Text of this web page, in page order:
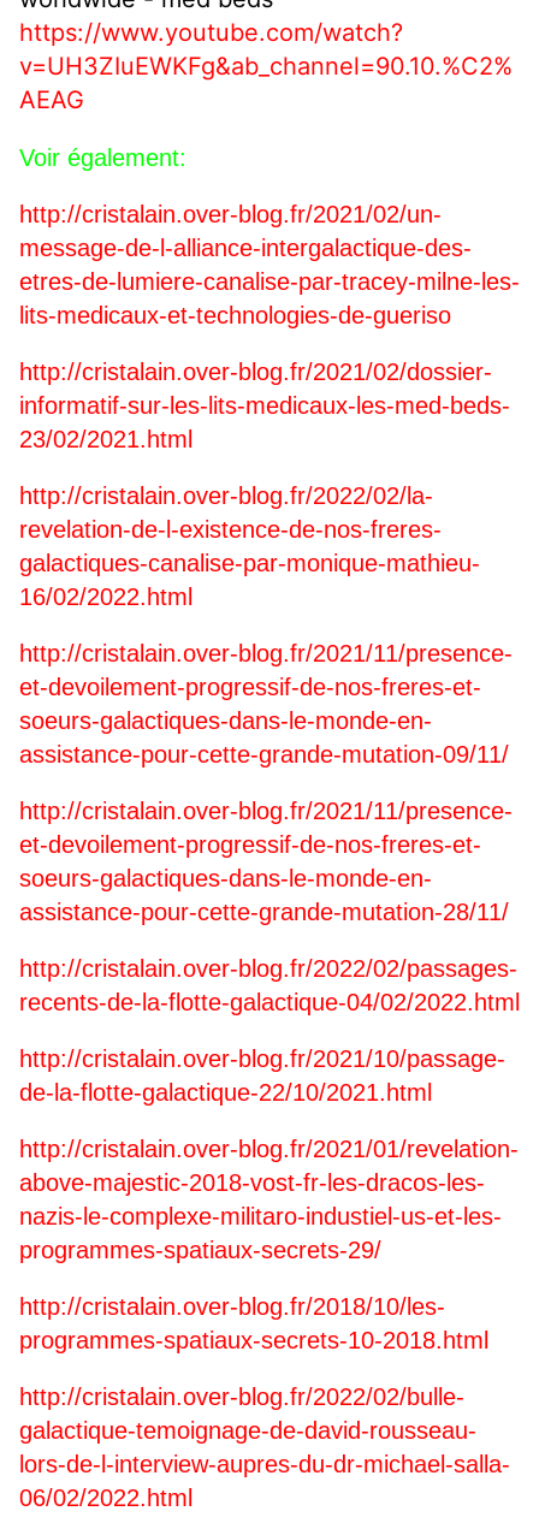
https://www.youtube.com/watch?
v=UH3ZIuEWKFg&ab_channel=90.10.%C2%
AEAG
Voir également:
http://cristalain.over-blog.fr/2021/02/un-
message-de-l-alliance-intergalactique-des-
etres-de-lumiere-canalise-par-tracey-milne-les-
lits-medicaux-et-technologies-de-gueriso
http://cristalain.over-blog.fr/2021/02/dossier-
informatif-sur-les-lits-medicaux-les-med-beds-
23/02/2021.html
http://cristalain.over-blog.fr/2022/02/la-
revelation-de-l-existence-de-nos-freres-
galactiques-canalise-par-monique-mathieu-
16/02/2022.html
http://cristalain.over-blog.fr/2021/11/presence-
et-devoilement-progressif-de-nos-freres-et-
soeurs-galactiques-dans-le-monde-en-
assistance-pour-cette-grande-mutation-09/11/
http://cristalain.over-blog.fr/2021/11/presence-
et-devoilement-progressif-de-nos-freres-et-
soeurs-galactiques-dans-le-monde-en-
assistance-pour-cette-grande-mutation-28/11/
http://cristalain.over-blog.fr/2022/02/passages-
recents-de-la-flotte-galactique-04/02/2022.html
http://cristalain.over-blog.fr/2021/10/passage-
de-la-flotte-galactique-22/10/2021.html
http://cristalain.over-blog.fr/2021/01/revelation-
above-majestic-2018-vost-fr-les-dracos-les-
nazis-le-complexe-militaro-industiel-us-et-les-
programmes-spatiaux-secrets-29/
http://cristalain.over-blog.fr/2018/10/les-
programmes-spatiaux-secrets-10-2018.html
http://cristalain.over-blog.fr/2022/02/bulle-
galactique-temoignage-de-david-rousseau-
lors-de-l-interview-aupres-du-dr-michael-salla-
06/02/2022.html